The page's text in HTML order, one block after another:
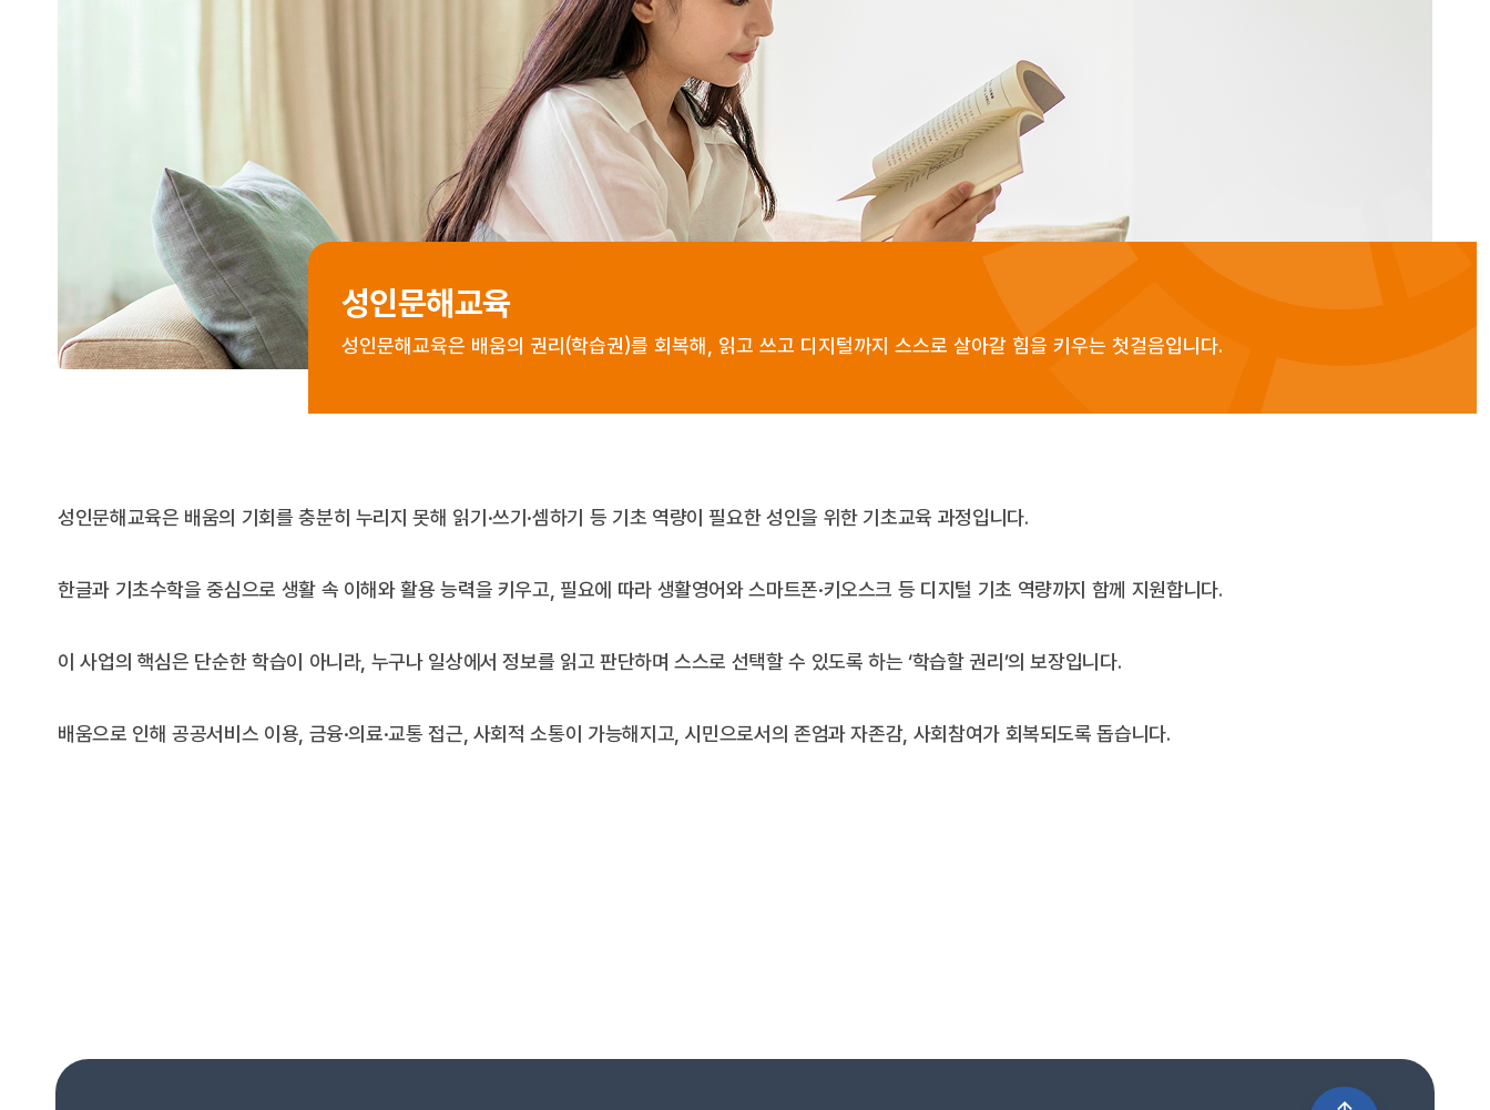
성인문해교육
성인문해교육은 배움의 권리(학습권)를 회복해, 읽고 쓰고 디지털까지 스스로 살아갈 힘을 키우는 첫걸음입니다.
성인문해교육은 배움의 기회를 충분히 누리지 못해 읽기·쓰기·셈하기 등 기초 역량이 필요한 성인을 위한 기초교육 과정입니다.
한글과 기초수학을 중심으로 생활 속 이해와 활용 능력을 키우고, 필요에 따라 생활영어와 스마트폰·키오스크 등 디지털 기초 역량까지 함께 지원합니다.
이 사업의 핵심은 단순한 학습이 아니라, 누구나 일상에서 정보를 읽고 판단하며 스스로 선택할 수 있도록 하는 ‘학습할 권리’의 보장입니다.
배움으로 인해 공공서비스 이용, 금융·의료·교통 접근, 사회적 소통이 가능해지고, 시민으로서의 존엄과 자존감, 사회참여가 회복되도록 돕습니다.